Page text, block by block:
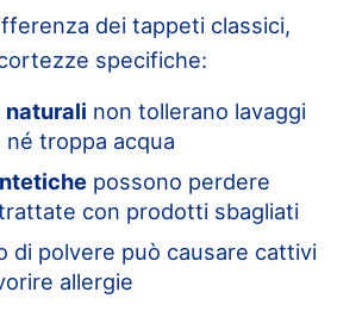
dei tappeti classici,
specifiche:
naturali non tollerano lavaggi
né troppa acqua
possono perdere
con prodotti sbagliati
di polvere può causare cattivi
allergie